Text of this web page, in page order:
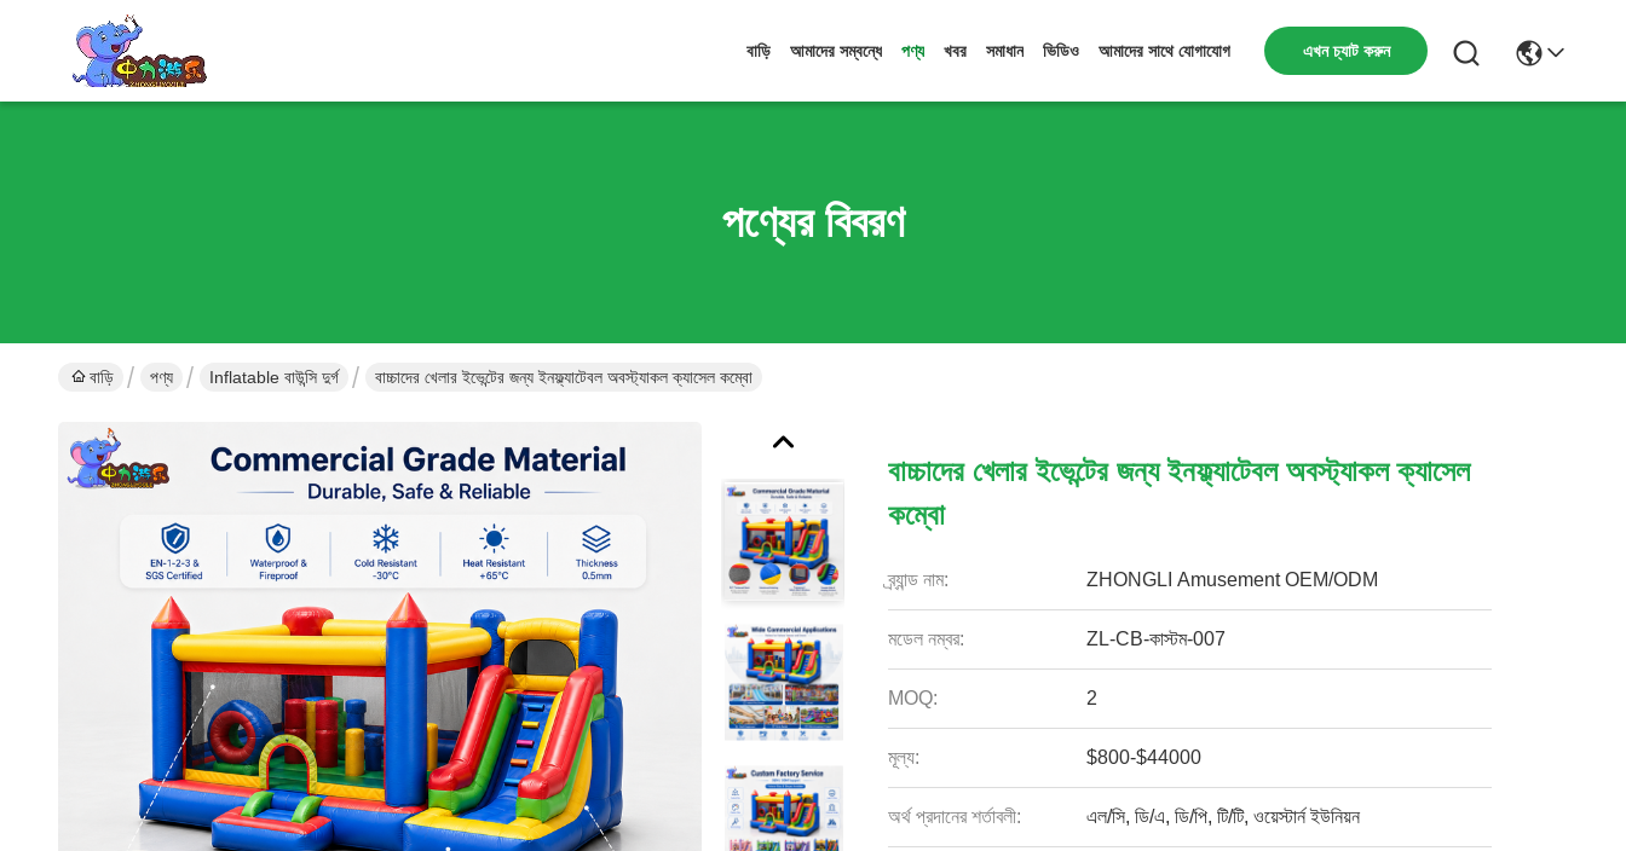
বাড়ি আমাদের সম্বন্ধে পণ্য খবর সমাধান ভিডিও আমাদের সাথে যোগাযোগ এখন চ্যাট করুন
পণ্যের বিবরণ
বাড়ি পণ্য Inflatable বাউন্সি দুর্গ বাচ্চাদের খেলার ইভেন্টের জন্য ইনফ্ল্যাটেবল অবস্ট্যাকল ক্যাসেল কম্বো
বাচ্চাদের খেলার ইভেন্টের জন্য ইনফ্ল্যাটেবল অবস্ট্যাকল ক্যাসেল
কম্বো
ব্র্যান্ড নাম: ZHONGLI Amusement OEM/ODM
মডেল নম্বর: ZL-CB-কাস্টম-007
MOQ: 2
মূল্য: $800-$44000
অর্থ প্রদানের শর্তাবলী: এল/সি, ডি/এ, ডি/পি, টি/টি, ওয়েস্টার্ন ইউনিয়ন